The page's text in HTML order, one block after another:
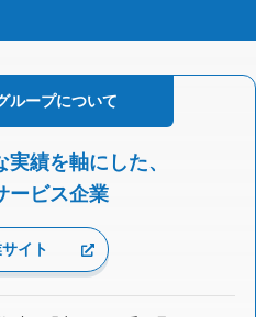
ループについて
績を軸にした、
ービス企業
イト